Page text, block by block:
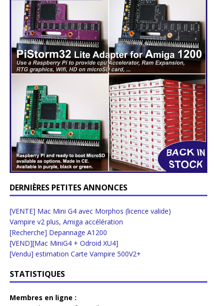
DERNIÈRES PETITES ANNONCES
[VENTE] Mac Mini G4 avec Morphos (licence valide)
Vampire v2 plus, Amiga accélération
[Recherche] Depannage A1200
[VEND][Mac MiniG4 + Odroid XU4]
[Vendu] estimation Carte Vampire 500V2+
STATISTIQUES
Membres en ligne :